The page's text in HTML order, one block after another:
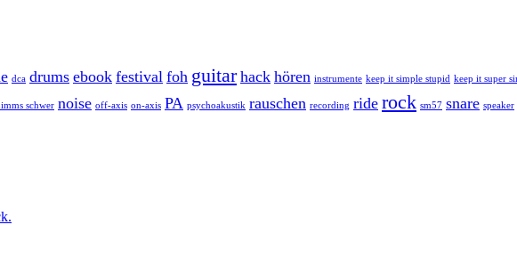
dca drums ebook festival foh guitar hack hören instrumente keep it simple stupid keep it super
schwer noise off-axis on-axis PA psychoakustik rauschen recording ride rock sm57 snare speaker